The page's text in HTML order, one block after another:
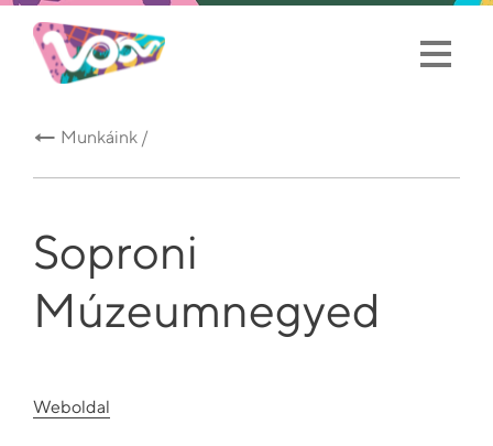
Munkáink /
Soproni
Múzeumnegyed
Weboldal